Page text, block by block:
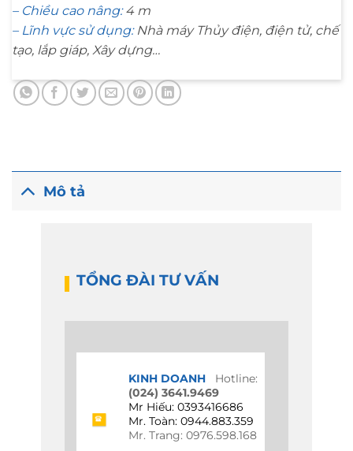
– Chiều cao nâng:4 m
– Lĩnh vực sử dụng:Nhà máy Thủy điện, điện tử, chế
tạo, lắp giáp, Xây dựng…
Mô tả
TỔNG ĐÀI TƯ VẤN
KINH DOANHHotline:
(024) 3641.9469
Mr Hiếu: 0393416686
Mr. Toàn: 0944.883.359
Mr. Trang: 0976.598.168